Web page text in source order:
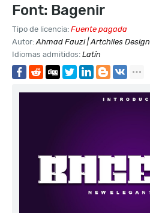
Font: Bagenir
Tipo de licencia: Fuente pagada
Autor:Ahmad Fauzi | Artchiles Design
Idiomas admitidos: Latín